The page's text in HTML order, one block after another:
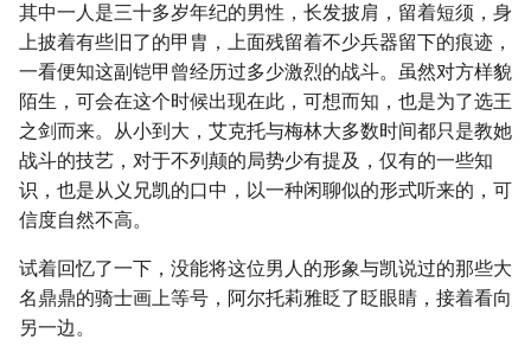
其中一人是三十多岁年纪的男性，长发披肩，留着短须，身
上披着有些旧了的甲胄，上面残留着不少兵器留下的痕迹，
一看便知这副铠甲曾经历过多少激烈的战斗。虽然对方样貌
陌生，可会在这个时候出现在此，可想而知，也是为了选王
之剑而来。从小到大，艾克托与梅林大多数时间都只是教她
战斗的技艺，对于不列颠的局势少有提及，仅有的一些知
识，也是从义兄凯的口中，以一种闲聊似的形式听来的，可
信度自然不高。
试着回忆了一下，没能将这位男人的形象与凯说过的那些大
名鼎鼎的骑士画上等号，阿尔托莉雅眨了眨眼睛，接着看向
另一边。